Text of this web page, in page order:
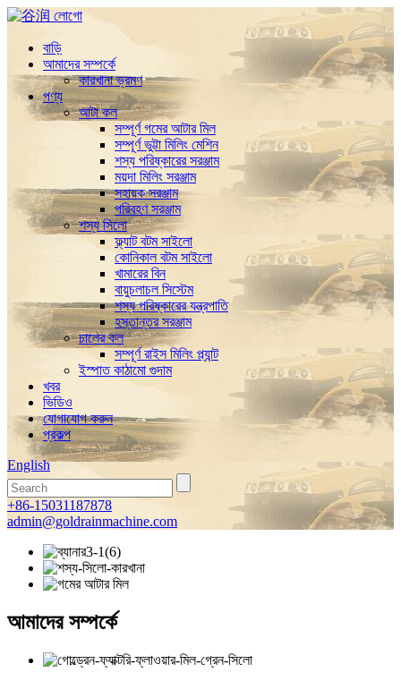
বাড়ি
আমাদের সম্পর্কে
কারখানা ভ্রমণ
পণ্য
আটা কল
সম্পূর্ণ গমের আটার মিল
সম্পূর্ণ ভুট্টা মিলিং মেশিন
শস্য পরিষ্কারের সরঞ্জাম
ময়দা মিলিং সরঞ্জাম
সহায়ক সরঞ্জাম
পরিবহণ সরঞ্জাম
শস্য সিলো
ফ্ল্যাট বটম সাইলো
কোনিকাল বটম সাইলো
খামারের বিন
বায়ুচলাচল সিস্টেম
শস্য পরিষ্কারের যন্ত্রপাতি
হস্তান্তর সরঞ্জাম
চালের কল
সম্পূর্ণ রাইস মিলিং প্ল্যান্ট
ইস্পাত কাঠামো গুদাম
খবর
ভিডিও
যোগাযোগ করুন
প্রকল্প
English
+86-15031187878
admin@goldrainmachine.com
আমাদের সম্পর্কে